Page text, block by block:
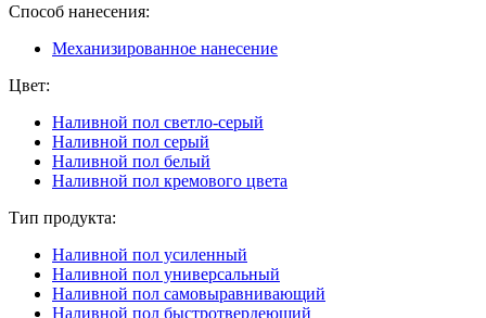
Способ нанесения:
Механизированное нанесение
Цвет:
Наливной пол светло-серый
Наливной пол серый
Наливной пол белый
Наливной пол кремового цвета
Тип продукта:
Наливной пол усиленный
Наливной пол универсальный
Наливной пол самовыравнивающий
Наливной пол быстротвердеющий